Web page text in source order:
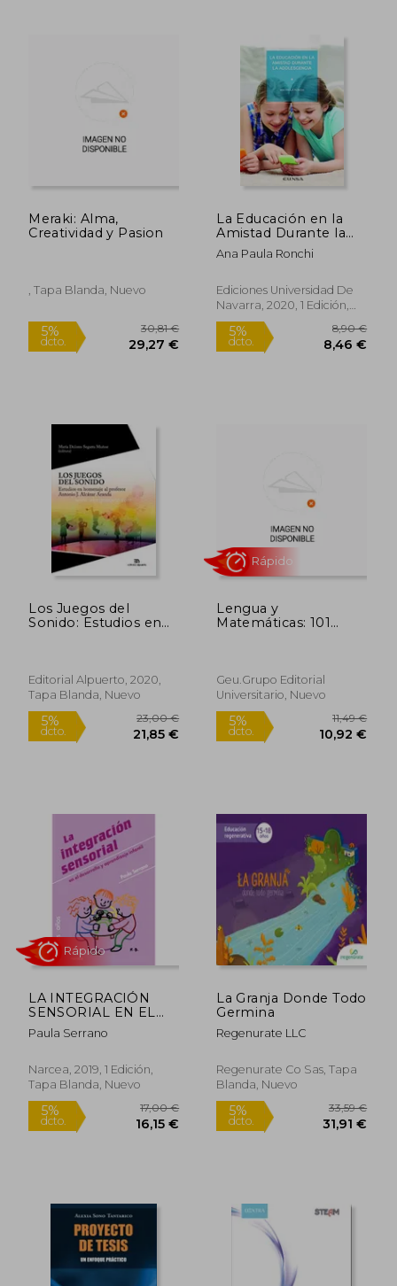
5%
dcto.
Meraki: Alma,
Creatividad y Pasion
, Tapa Blanda, Nuevo
5%
dcto. 29,27 €
La Educación en la
Amistad Durante la
Adolescencia
(Cuadernos y
Especializados.
Instituto de Ciencias
Ana Paula Ronchi
Ediciones Universidad De
Navarra, 2020, 1 Edición,
Tapa Blanda, Nuevo
5%
dcto.
Los Juegos del
Sonido: Estudios en
(Investigación y
Patrimonio Musical)
Editorial Alpuerto, 2020,
Tapa Blanda, Nuevo
5% 23,00 €
Lengua y
Matemáticas: 101
Geu.Grupo Editorial
Universitario, Nuevo
5%
LA INTEGRACIÓN
SENSORIAL EN EL
DESARROLLO Y
APRENDIZAJE
Paula Serrano
Narcea, 2019, 1 Edición,
Tapa Blanda, Nuevo
Rápido
La Granja Donde Todo
Germina
Regenurate LLC
Regenurate Co Sas, Tapa
Blanda, Nuevo